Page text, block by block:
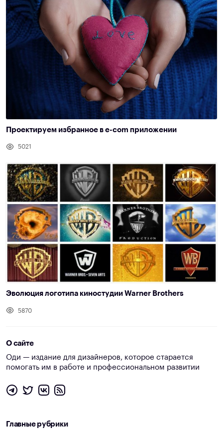
Проектируем избранное в e-com приложении
5021
Эволюция логотипа киностудии Warner Brothers
5870
О сайте
Оди — издание для дизайнеров, которое старается
помогать им в работе и профессиональном развитии
Главные рубрики